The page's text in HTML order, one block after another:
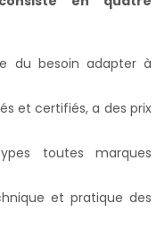
du besoin adapter à
et certifiés, a des prix
toutes marques
et pratique des